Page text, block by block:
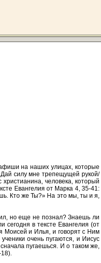
на наших улицах, которые
силу мне трепещущей рукой/
человека, который
Евангелия от Марка 4, 35-41:
Кто же Ты?» На это мы, ты и я,
но еще не познал? Знаешь ли
в тексте Евангелия (от
Моисей и Илья, и говорят с Ним
очень пугаются, и Иисус
пугаешься. И о таком же,